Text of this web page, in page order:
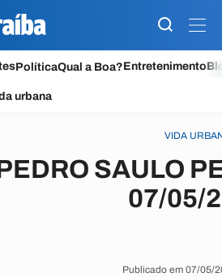
PolíticaQual a Boa?Entretenimento
urbana
VIDA
SAULO
07/05/
Publicado em 07/05/